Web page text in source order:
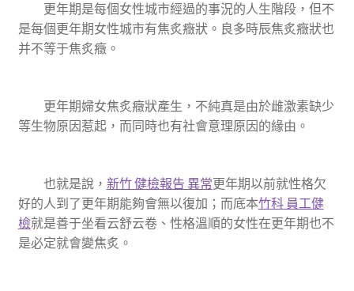
更年期是每個女性城市經過的事況的人生階段，但不
是每個更年期女性城市有焦炙癥狀。良多時辰焦炙癥狀也
并不等于焦炙癥。
更年期婦女焦炙癥狀產生，不純真是由於雌激素缺少
等生物原因惹起，而同時也有社會意理原因的緣由。
也就是說， 新竹 健檢報告 異常更年期以前就性格欠
好的人到了更年期能夠會無以復加；而底本竹科 員工健
檢就是善于坐看云舒云卷、性格溫順的女性在更年期也不
是必定就會變焦炙。